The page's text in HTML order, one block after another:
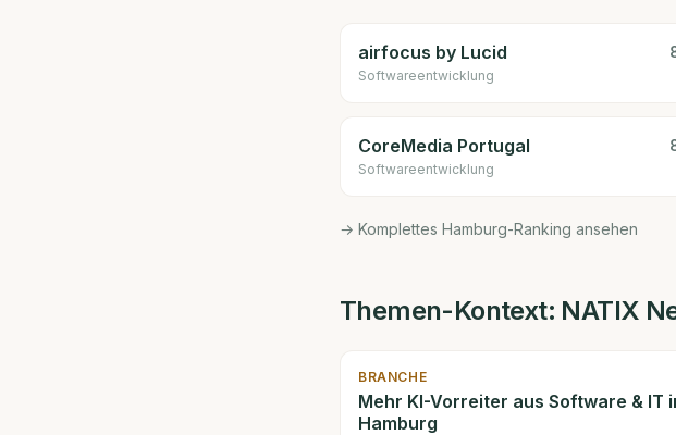
airfocus by Lucid
Software­entwicklung
CoreMedia Portugal
Software­entwicklung
→ Komplettes Hamburg-Ranking ansehen
Themen-Kontext: NATIX
BRANCHE
Mehr KI-Vorreiter aus Software & IT
Hamburg